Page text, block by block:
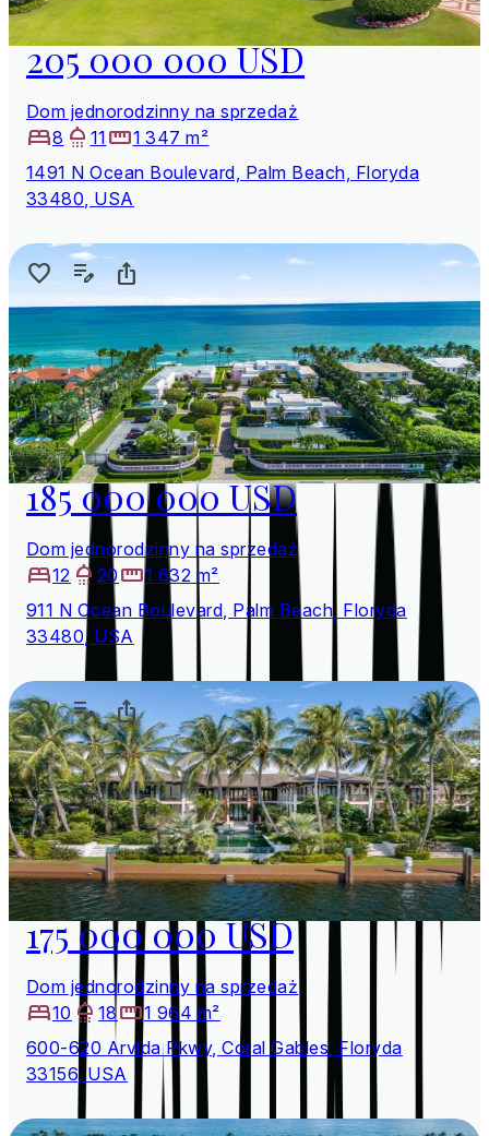
205 000 000 USD
Dom jednorodzinny na sprzedaż
8
11
1 347 m²
1491 N Ocean Boulevard, Palm Beach, Floryda
33480, USA
185 000 000 USD
Dom jednorodzinny na sprzedaż
12
20
1 632 m²
911 N Ocean Boulevard, Palm Beach, Floryda
33480, USA
175 000 000 USD
Dom jednorodzinny na sprzedaż
10
18
1 964 m²
600-620 Arvida Pkwy, Coral Gables, Floryda
33156, USA